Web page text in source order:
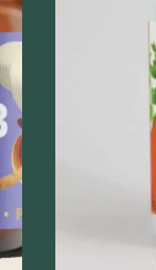
Szybki